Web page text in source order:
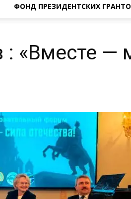
ФОНД ПРЕЗИДЕНТСКИХ
: «Вместе —